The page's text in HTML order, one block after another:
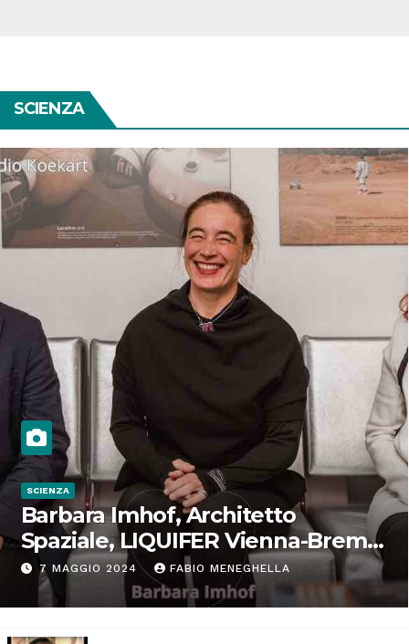
SCIENZA
SCIENZA
Barbara Imhof, Architetto
Spaziale, LIQUIFER Vienna-Brema:
“Progettiamo habitat per lo
Spazio”
7 MAGGIO 2024 FABIO MENEGHELLA